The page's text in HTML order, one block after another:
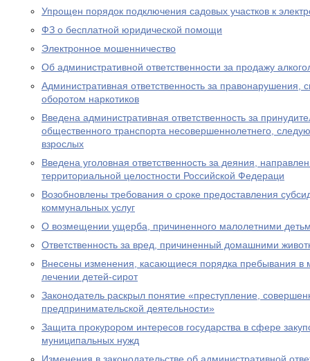
Упрощен порядок подключения садовых участков к
ФЗ о бесплатной юридической помощи
Электронное мошенничество
Об административной ответственности за продажу
Административная ответственность за правонарушения,
оборотом наркотиков
Введена административная ответственность за
общественного транспорта несовершеннолетнего,
взрослых
Введена уголовная ответственность за деяния,
территориальной целостности Российской Федераци
Возобновлены требования о сроке предоставления
коммунальных услуг
О возмещении ущерба, причиненного малолетними
Ответственность за вред, причиненный домашними
Внесены изменения, касающиеся порядка пребывания в
лечении детей-сирот
Законодатель раскрыл понятие «преступление,
предпринимательской деятельности»
Защита прокурором интересов государства в сфере
муниципальных нужд